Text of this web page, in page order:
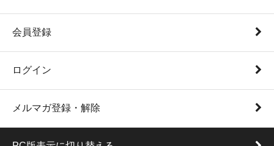
会員登録
ログイン
メルマガ登録・解除